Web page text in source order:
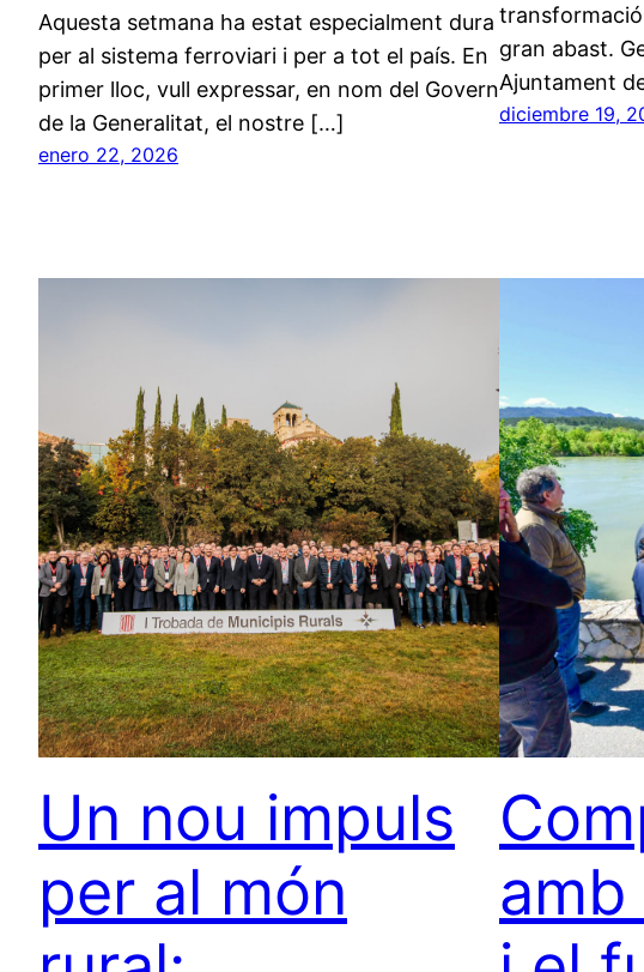
Aquesta setmana ha estat especialment dura
per al sistema ferroviari i per a tot el país. En
primer lloc, vull expressar, en nom del Govern
de la Generalitat, el nostre […]
enero 22, 2026
gran abast.
Ajuntament
diciembre 19,
Un nou impuls
per al món